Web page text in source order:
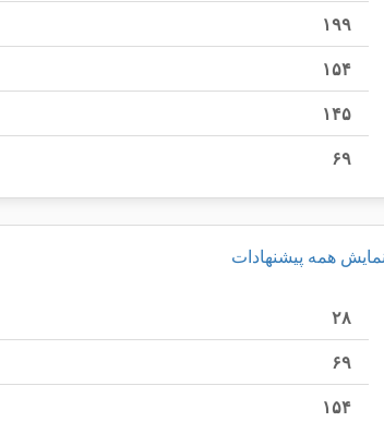
۱۹۹
۱۵۴
۱۴۵
۶۹
همه پیشنهادات
۲۸
۶۹
۱۵۴